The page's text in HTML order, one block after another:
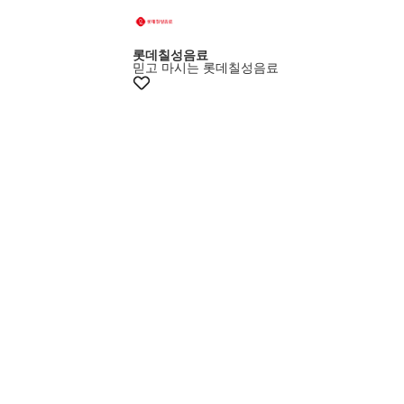
롯데칠성음료
믿고 마시는 롯데칠성음료